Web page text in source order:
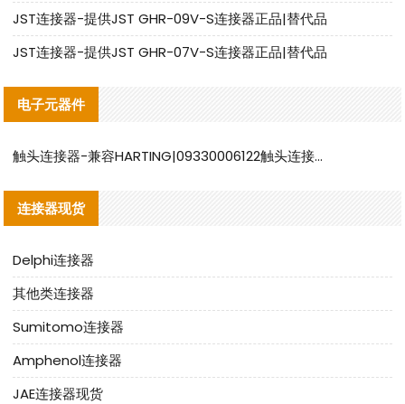
JST连接器-提供JST GHR-09V-S连接器正品|替代品
JST连接器-提供JST GHR-07V-S连接器正品|替代品
电子元器件
触头连接器-兼容HARTING|09330006122触头连接器替代品说明
连接器现货
Delphi连接器
其他类连接器
Sumitomo连接器
Amphenol连接器
JAE连接器现货